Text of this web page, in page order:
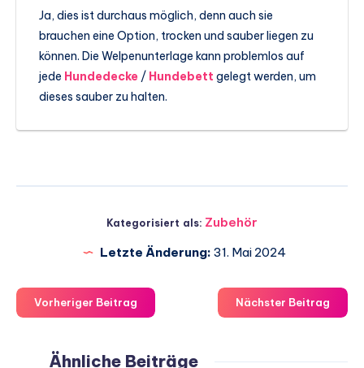
Ja, dies ist durchaus möglich, denn auch sie
brauchen eine Option, trocken und sauber liegen zu
können. Die Welpenunterlage kann problemlos auf
jede Hundedecke / Hundebett gelegt werden, um
dieses sauber zu halten.
Kategorisiert als: Zubehör
Letzte Änderung: 31. Mai 2024
Vorheriger Beitrag Nächster Beitrag
Ähnliche Beiträge